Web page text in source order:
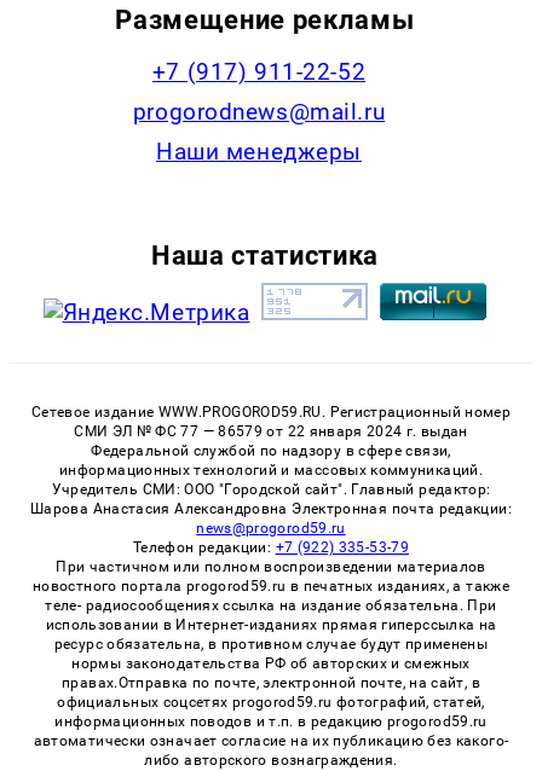
Размещение рекламы
+7 (917) 911-22-52
progorodnews@mail.ru
Наши менеджеры
Наша статистика
Сетевое издание WWW.PROGOROD59.RU. Регистрационный номер
СМИ ЭЛ № ФС 77 — 86579 от 22 января 2024 г. выдан
Федеральной службой по надзору в сфере связи,
информационных технологий и массовых коммуникаций.
Учредитель СМИ: ООО "Городской сайт". Главный редактор:
Шарова Анастасия Александровна Электронная почта редакции:
news@progorod59.ru
Телефон редакции: +7 (922) 335-53-79
При частичном или полном воспроизведении материалов
новостного портала progorod59.ru в печатных изданиях, а также
теле- радиосообщениях ссылка на издание обязательна. При
использовании в Интернет-изданиях прямая гиперссылка на
ресурс обязательна, в противном случае будут применены
нормы законодательства РФ об авторских и смежных
правах.Отправка по почте, электронной почте, на сайт, в
официальных соцсетях progorod59.ru фотографий, статей,
информационных поводов и т.п. в редакцию progorod59.ru
автоматически означает согласие на их публикацию без какого-
либо авторского вознаграждения.